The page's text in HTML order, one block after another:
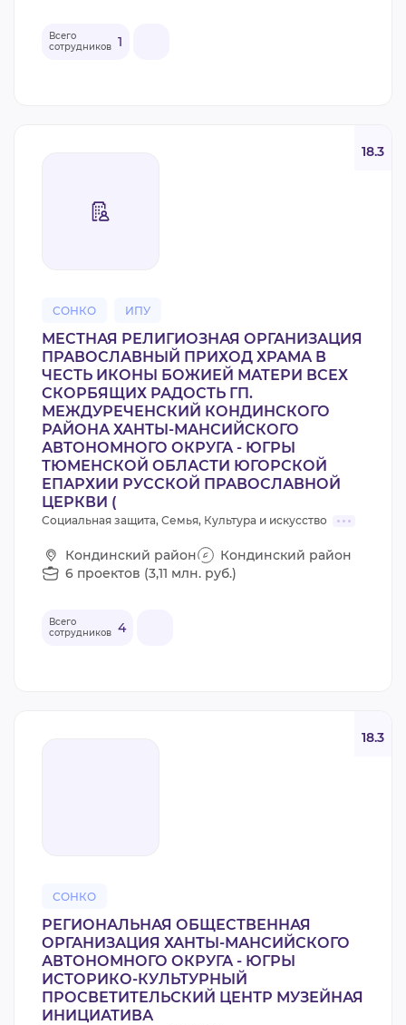
Всего
сотрудников 1
СОНКО ИПУ
18.3
МЕСТНАЯ РЕЛИГИОЗНАЯ ОРГАНИЗАЦИЯ
ПРАВОСЛАВНЫЙ ПРИХОД ХРАМА В
ЧЕСТЬ ИКОНЫ БОЖИЕЙ МАТЕРИ ВСЕХ
СКОРБЯЩИХ РАДОСТЬ ГП.
МЕЖДУРЕЧЕНСКИЙ КОНДИНСКОГО
РАЙОНА ХАНТЫ-МАНСИЙСКОГО
АВТОНОМНОГО ОКРУГА - ЮГРЫ
ТЮМЕНСКОЙ ОБЛАСТИ ЮГОРСКОЙ
ЕПАРХИИ РУССКОЙ ПРАВОСЛАВНОЙ
ЦЕРКВИ (
Социальная защита, Семья, Культура и искусство
Кондинский район
Кондинский район
6 проектов (3,11 млн. руб.)
Всего
сотрудников 4
СОНКО
18.3
РЕГИОНАЛЬНАЯ ОБЩЕСТВЕННАЯ
ОРГАНИЗАЦИЯ ХАНТЫ-МАНСИЙСКОГО
АВТОНОМНОГО ОКРУГА - ЮГРЫ
ИСТОРИКО-КУЛЬТУРНЫЙ
ПРОСВЕТИТЕЛЬСКИЙ ЦЕНТР МУЗЕЙНАЯ
ИНИЦИАТИВА